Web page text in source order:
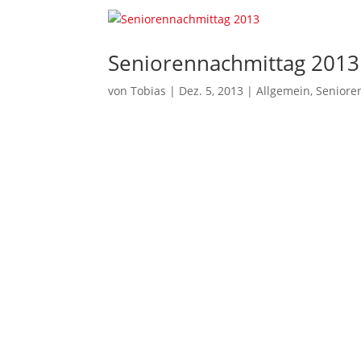
Seniorennachmittag 2013
vonTobias | Dez. 5, 2013 |Allgemein,